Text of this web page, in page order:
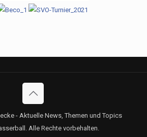
- Aktuelle News, Themen und Topics
Alle Rechte vorbehalten.